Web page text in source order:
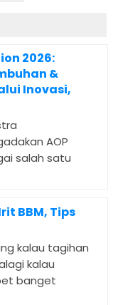
2026:
&
Inovasi,
AOP
salah satu
BBM, Tips
kalau tagihan
kalau
banget